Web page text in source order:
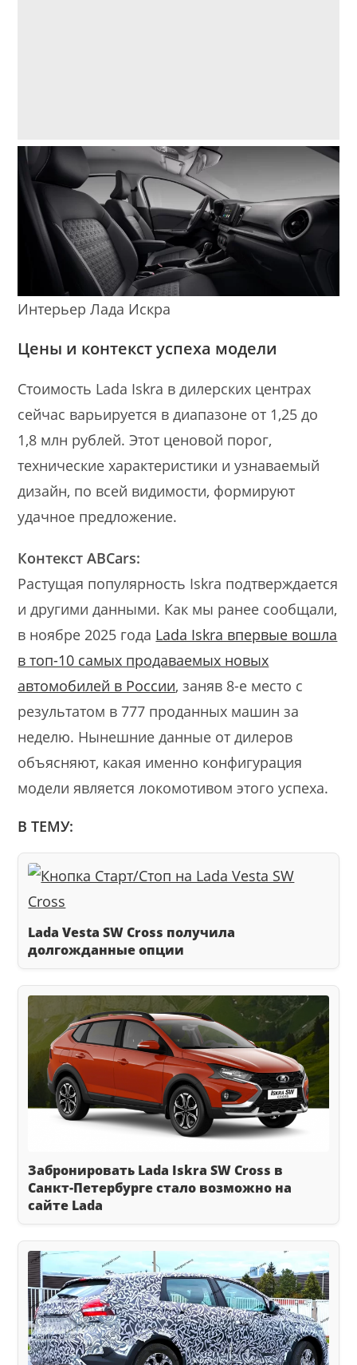
Интерьер Лада Искра
Цены и контекст успеха модели
Стоимость Lada Iskra в дилерских центрах
сейчас варьируется в диапазоне от 1,25 до
1,8 млн рублей. Этот ценовой порог,
технические характеристики и узнаваемый
дизайн, по всей видимости, формируют
удачное предложение.
Контекст ABCars:
Растущая популярность Iskra подтверждается
и другими данными. Как мы ранее сообщали,
в ноябре 2025 года Lada Iskra впервые вошла
в топ-10 самых продаваемых новых
автомобилей в России, заняв 8-е место с
результатом в 777 проданных машин за
неделю. Нынешние данные от дилеров
объясняют, какая именно конфигурация
модели является локомотивом этого успеха.
В ТЕМУ:
Lada Vesta SW Cross получила
долгожданные опции
Забронировать Lada Iskra SW Cross в
Санкт-Петербурге стало возможно на
сайте Lada